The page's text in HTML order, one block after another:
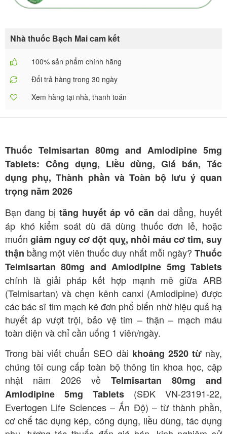
Nhà thuốc Bạch Mai cam kết
100% sản phẩm chính hãng
Đổi trả hàng trong 30 ngày
Xem hàng tại nhà, thanh toán
Thuốc Telmisartan 80mg and Amlodipine 5mg
Tablets: Công dụng, Liều dùng, Giá bán, Tác
dụng phụ, Thành phần và Toàn bộ lưu ý quan
trọng năm 2026
Bạn đang bị tăng huyết áp vô căn dai dẳng, huyết
áp khó kiểm soát dù đã dùng thuốc đơn lẻ, hoặc
muốngiảm nguy cơ đột quỵ, nhồi máu cơ tim, suy
thận bằng một viên thuốc duy nhất mỗi ngày? Thuốc
Telmisartan 80mg and Amlodipine 5mg Tablets
chính là giải pháp kết hợp mạnh mẽ giữa ARB
(Telmisartan) và chẹn kênh canxi (Amlodipine) được
các bác sĩ tim mạch kê đơn phổ biến nhờ hiệu quả hạ
huyết áp vượt trội, bảo vệ tim – thận – mạch máu
toàn diện và chỉ cần uống 1 viên/ngày.
Trong bài viết chuẩn SEO dài khoảng 2520 từnày,
chúng tôi cung cấp toàn bộ thông tin khoa học, cập
nhật năm 2026 về Telmisartan 80mg and
Amlodipine 5mg Tablets (SĐK VN-23191-22,
Evertogen Life Sciences – Ấn Độ) – từ thành phần,
cơ chế tác dụng kép, công dụng, liều dùng, tác dụng